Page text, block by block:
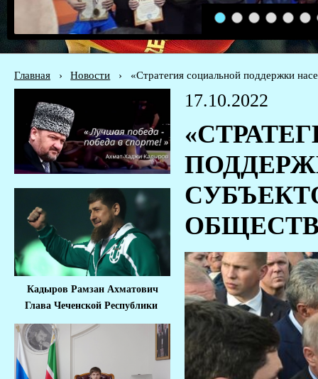
1 2 3 4 5 6
Главная › Новости › «Стратегия социальной поддержки
Кадыров Рамзан Ахматович
Глава Чеченской Республики
17.10.2022